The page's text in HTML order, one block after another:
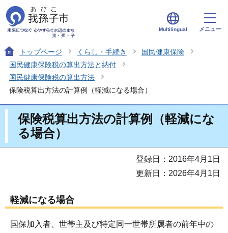
Multilingual メニュー
トップページ くらし・手続き
国民健康保険
国民健康保険税の算出方法と納付
国民健康保険税の算出方法
保険税算出方法の計算例（軽減になる場合）
保険税算出方法の計算例（軽減にな
る場合）
登録日：2016年4月1日
更新日：2026年4月1日
軽減になる場合
国保加入者、世帯主及び特定同一世帯所属者の前年中の